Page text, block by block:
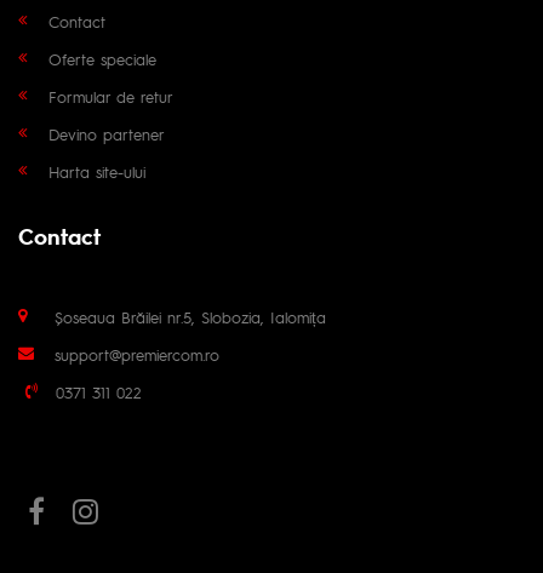
Contact
Oferte speciale
Formular de retur
Devino partener
Harta site-ului
Contact
Șoseaua Brăilei nr.5, Slobozia, Ialomița
support@premiercom.ro
0371 311 022